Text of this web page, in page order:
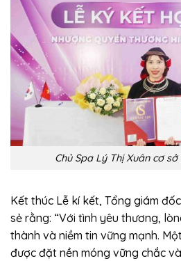
Chủ Spa Lý Thị Xuân cơ
Kết thúc Lễ kí kết, Tổng giám
sẻ rằng: “Với tình yêu thương,
thành và niềm tin vững mạnh.
được đặt nền móng vững chắc